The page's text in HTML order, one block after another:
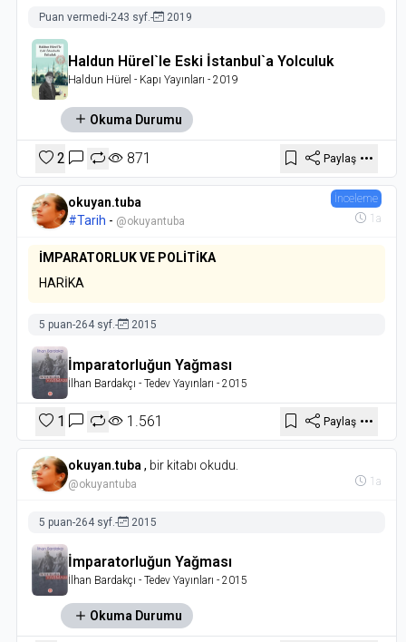
Puan vermedi-243 syf.- 2019
Haldun Hürel`le Eski İstanbul`a Yolculuk
Haldun Hürel - Kapı Yayınları - 2019
Okuma Durumu
2 871 Paylaş
okuyan.tuba
#Tarih - @okuyantuba
İnceleme
1a
İMPARATORLUK VE POLİTİKA
HARİKA
5 puan-264 syf.- 2015
İmparatorluğun Yağması
İlhan Bardakçı - Tedev Yayınları - 2015
1 1.561 Paylaş
okuyan.tuba , bir kitabı okudu.
@okuyantuba 1a
5 puan-264 syf.- 2015
İmparatorluğun Yağması
İlhan Bardakçı - Tedev Yayınları - 2015
Okuma Durumu